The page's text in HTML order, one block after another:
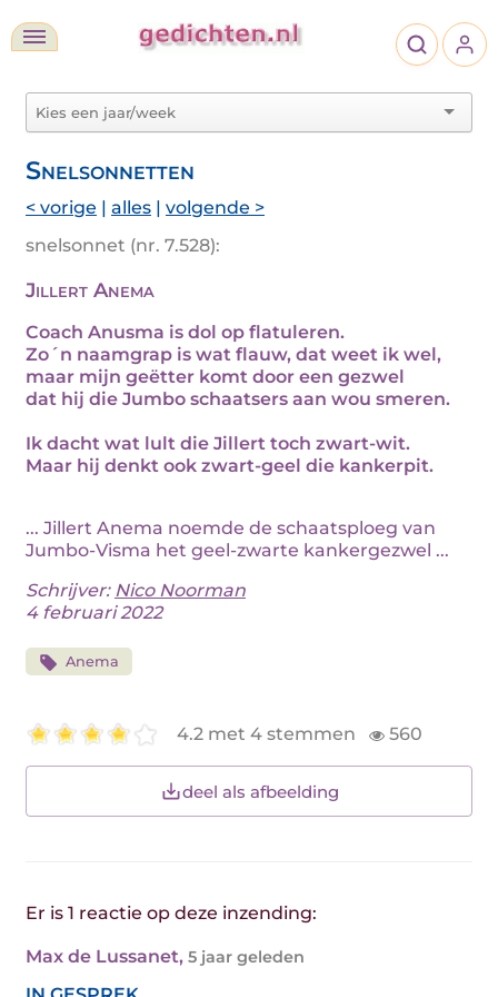
Snelsonnetten
< vorige | alles | volgende >
snelsonnet (nr. 7.528):
Jillert Anema
Coach Anusma is dol op flatuleren.
Zo´n naamgrap is wat flauw, dat weet ik wel,
maar mijn geëtter komt door een gezwel
dat hij die Jumbo schaatsers aan wou smeren.
Ik dacht wat lult die Jillert toch zwart-wit.
Maar hij denkt ook zwart-geel die kankerpit.
... Jillert Anema noemde de schaatsploeg van
Jumbo-Visma het geel-zwarte kankergezwel ...
Schrijver: Nico Noorman
4 februari 2022
Anema
4.2 met 4 stemmen 560
deel als afbeelding
Er is 1 reactie op deze inzending:
Max de Lussanet, 5 jaar geleden